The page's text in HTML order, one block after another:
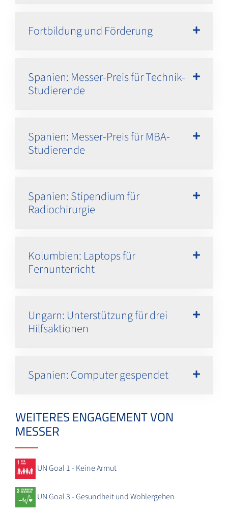
Fortbildung und Förderung
Spanien: Messer-Preis für Technik-
Studierende
Spanien: Messer-Preis für MBA-
Studierende
Spanien: Stipendium für
Radiochirurgie
Kolumbien: Laptops für
Fernunterricht
Ungarn: Unterstützung für drei
Hilfsaktionen
Spanien: Computer gespendet
WEITERES ENGAGEMENT VON
MESSER
UN Goal 1 - Keine Armut
UN Goal 3 - Gesundheit und Wohlergehen